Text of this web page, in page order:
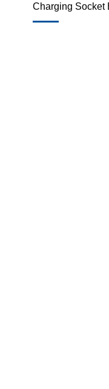
Charging Socket